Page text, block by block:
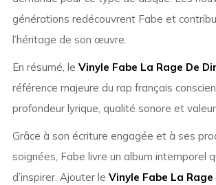
générations redécouvrent Fabe et
l’héritage de son œuvre.
En résumé, le Vinyle Fabe La Rage De
référence majeure du rap français
profondeur lyrique, qualité sonore et
Grâce à son écriture engagée et à ses
soignées, Fabe livre un album intemporel
d’inspirer. Ajouter le Vinyle Fabe La Rage